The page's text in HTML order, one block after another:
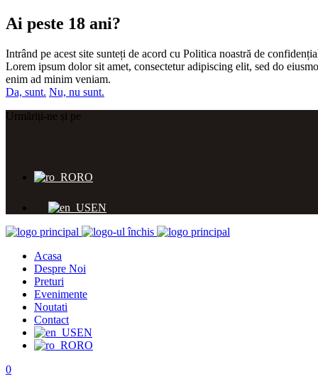
Ai peste 18 ani?
Intrând pe acest site sunteți de acord cu Politica noastră de
Lorem ipsum dolor sit amet, consectetur adipiscing elit, sed do
enim ad minim veniam.
Da, sunt. Nu, nu sunt.
Urmăriți-ne și pe
RO
EN
Acasa
Despre Noi
Preturi
Evenimente
Noutati
Contact
EN
RO
0